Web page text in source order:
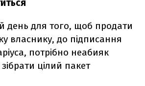
день для того, щоб продати
власнику, до підписання
потрібно неабияк
цілий пакет